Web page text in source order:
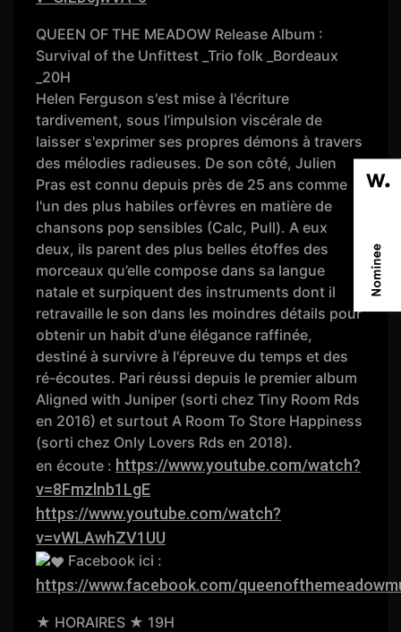
QUEEN OF THE MEADOW Release Album :
Survival of the Unfittest _Trio folk _Bordeaux
_20H
Helen Ferguson s'est mise à l'écriture
tardivement, sous l’impulsion viscérale de
laisser s'exprimer ses propres démons à travers
des mélodies radieuses. De son côté, Julien
Pras est connu depuis près de 25 ans comme
l'un des plus habiles orfèvres en matière de
chansons pop sensibles (Calc, Pull). A eux
deux, ils parent des plus belles étoffes des
morceaux qu’elle compose dans sa langue
natale et surpiquent des instruments dont il
retravaille le son dans les moindres détails pour
obtenir un habit d'une élégance raffinée,
destiné à survivre à l'épreuve du temps et des
ré-écoutes. Pari réussi depuis le premier album
Aligned with Juniper (sorti chez Tiny Room Rds
en 2016) et surtout A Room To Store Happiness
(sorti chez Only Lovers Rds en 2018).
en écoute : https://www.youtube.com/watch?
v=8Fmzlnb1LgE
https://www.youtube.com/watch?
v=vWLAwhZV1UU
Facebook ici :
https://www.facebook.com/
★ HORAIRES ★ 19H